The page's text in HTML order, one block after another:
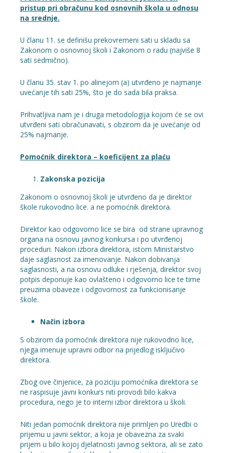
pristup pri obračunu kod osnovnih škola u odnosu
na srednje.
U članu 11. se definišu prekovremeni sati u skladu sa
Zakonom o osnovnoj školi i Zakonom o radu (najviše 8
sati sedmično).
U članu 35. stav 1. po alinejom (a) utvrđeno je najmanje
uvećanje tih sati 25%, što je do sada bila praksa.
Prihvatljiva nam je i druga metodologija kojom će se ovi
utvrđeni sati obračunavati, s obzirom da je uvećanje od
25% najmanje.
Pomoćnik direktora – koeficijent za plaću
Zakonska pozicija
Zakonom o osnovnoj školi je utvrđeno da je direktor
škole rukovodno lice. a ne pomoćnik direktora.
Direktor kao odgovorno lice se bira od strane upravnog
organa na osnovu javnog konkursa i po utvrđenoj
proceduri. Nakon izbora direktora, istom Ministarstvo
daje saglasnost za imenovanje. Nakon dobivanja
saglasnosti, a na osnovu odluke i rješenja, direktor svoj
potpis deponuje kao ovlašteno i odgovorno lice te time
preuzima obaveze i odgovornost za funkcionisanje
škole.
Način izbora
S obzirom da pomoćnik direktora nije rukovodno lice,
njega imenuje upravni odbor na prijedlog isključivo
direktora.
Zbog ove činjenice, za poziciju pomoćnika direktora se
ne raspisuje javni konkurs niti provodi bilo kakva
procedura, nego je to interni izbor direktora u školi.
Niti jedan pomoćnik direktora nije primljen po Uredbi o
prijemu u javni sektor, a koja je obavezna za svaki
prijem u bilo kojoj djelatnosti javnog sektora, ali se zato